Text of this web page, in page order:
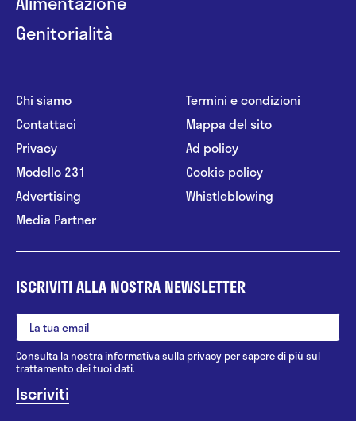
Genitorialità
Chi siamo
Contattaci
Privacy
Modello 231
Advertising
Media Partner
Termini e condizioni
Mappa del sito
Ad policy
Cookie policy
Whistleblowing
ISCRIVITI ALLA NOSTRA NEWSLETTER
Consulta la nostrainformativa sulla privacy per sapere di più sul
trattamento dei tuoi dati.